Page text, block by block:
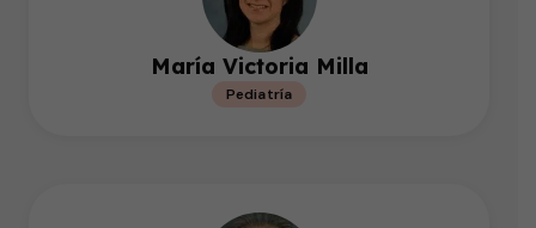
María Victoria Milla
Pediatría